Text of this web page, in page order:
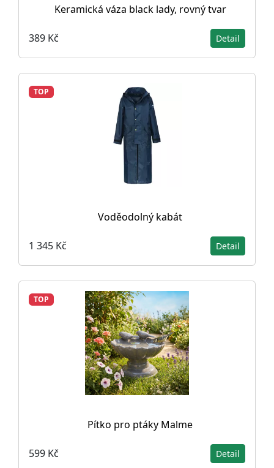
Keramická váza black lady, rovný tvar
389 Kč Detail
TOP
Voděodolný kabát
1 345 Kč Detail
TOP
Pítko pro ptáky Malme
599 Kč Detail